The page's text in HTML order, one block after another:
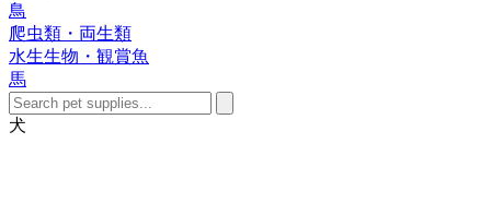
鳥
爬虫類・両生類
水生生物・観賞魚
馬
犬